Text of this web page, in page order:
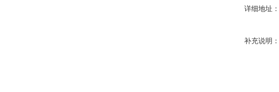
详细地址：
补充说明：